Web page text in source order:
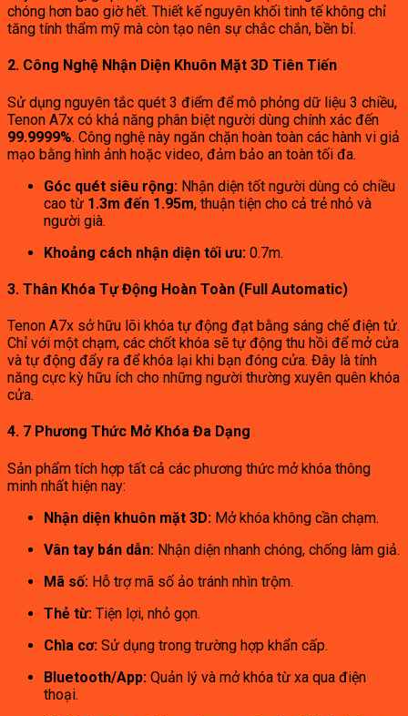
chóng hơn bao giờ hết. Thiết kế nguyên khối tinh tế không chỉ
tăng tính thẩm mỹ mà còn tạo nên sự chắc chắn, bền bỉ.
2. Công Nghệ Nhận Diện Khuôn Mặt 3D Tiên Tiến
Sử dụng nguyên tắc quét 3 điểm để mô phỏng dữ liệu 3 chiều,
Tenon A7x có khả năng phân biệt người dùng chính xác đến
99.9999%. Công nghệ này ngăn chặn hoàn toàn các hành vi giả
mạo bằng hình ảnh hoặc video, đảm bảo an toàn tối đa.
Góc quét siêu rộng: Nhận diện tốt người dùng có chiều
cao từ 1.3m đến 1.95m, thuận tiện cho cả trẻ nhỏ và
người già.
Khoảng cách nhận diện tối ưu: 0.7m.
3. Thân Khóa Tự Động Hoàn Toàn (Full Automatic)
Tenon A7x sở hữu lõi khóa tự động đạt bằng sáng chế điện tử.
Chỉ với một chạm, các chốt khóa sẽ tự động thu hồi để mở cửa
và tự động đẩy ra để khóa lại khi bạn đóng cửa. Đây là tính
năng cực kỳ hữu ích cho những người thường xuyên quên khóa
cửa.
4. 7 Phương Thức Mở Khóa Đa Dạng
Sản phẩm tích hợp tất cả các phương thức mở khóa thông
minh nhất hiện nay:
Nhận diện khuôn mặt 3D: Mở khóa không cần chạm.
Vân tay bán dẫn: Nhận diện nhanh chóng, chống làm giả.
Mã số: Hỗ trợ mã số ảo tránh nhìn trộm.
Thẻ từ: Tiện lợi, nhỏ gọn.
Chìa cơ: Sử dụng trong trường hợp khẩn cấp.
Bluetooth/App: Quản lý và mở khóa từ xa qua điện
thoại.